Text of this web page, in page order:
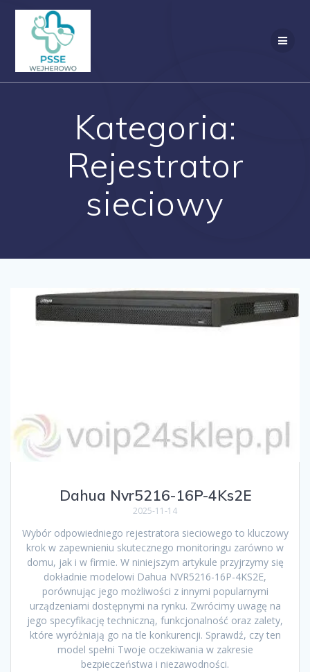
Kategoria:
Rejestrator
sieciowy
Dahua Nvr5216-16P-4Ks2E
2025-11-14
Wybór odpowiedniego rejestratora sieciowego to kluczowy
krok w zapewnieniu skutecznego monitoringu zarówno w
domu, jak i w firmie. W niniejszym artykule przyjrzymy się
dokładnie modelowi Dahua NVR5216-16P-4KS2E,
porównując jego możliwości z innymi popularnymi
urządzeniami dostępnymi na rynku. Zwrócimy uwagę na
jego specyfikację techniczną, funkcjonalność oraz zalety,
które wyróżniają go na tle konkurencji. Sprawdź, czy ten
model spełni Twoje oczekiwania w zakresie
bezpieczeństwa i niezawodności.